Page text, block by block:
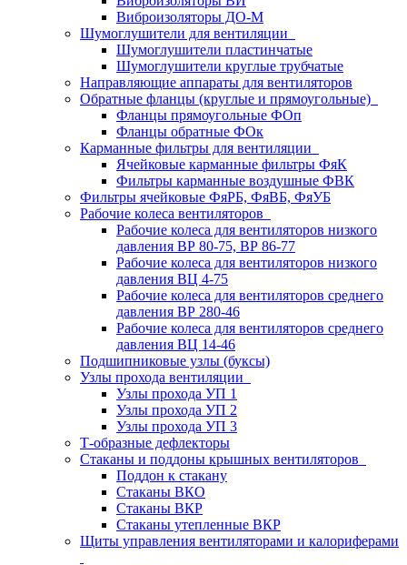
Виброизоляторы ДО-М
Шумоглушители для вентиляции
Шумоглушители пластинчатые
Шумоглушители круглые трубчатые
Направляющие аппараты для вентиляторов
Обратные фланцы (круглые и прямоугольные)
Фланцы прямоугольные ФОп
Фланцы обратные ФОк
Карманные фильтры для вентиляции
Ячейковые карманные фильтры ФяК
Фильтры карманные воздушные ФВК
Фильтры ячейковые ФяРБ, ФяВБ, ФяУБ
Рабочие колеса вентиляторов
Рабочие колеса для вентиляторов низкого
давления ВР 80-75, ВР 86-77
Рабочие колеса для вентиляторов низкого
давления ВЦ 4-75
Рабочие колеса для вентиляторов среднего
давления ВР 280-46
Рабочие колеса для вентиляторов среднего
давления ВЦ 14-46
Подшипниковые узлы (буксы)
Узлы прохода вентиляции
Узлы прохода УП 1
Узлы прохода УП 2
Узлы прохода УП 3
Т-образные дефлекторы
Стаканы и поддоны крышных вентиляторов
Поддон к стакану
Стаканы ВКО
Стаканы ВКР
Стаканы утепленные ВКР
Щиты управления вентиляторами и калориферами